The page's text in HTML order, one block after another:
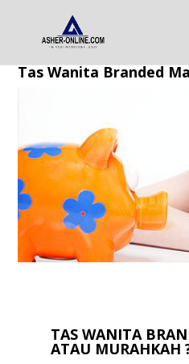
Tas Wanita Branded
TAS WANITA
ATAU MURAHKAH